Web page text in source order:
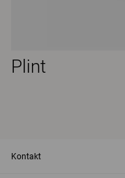
Plint
Kontakt